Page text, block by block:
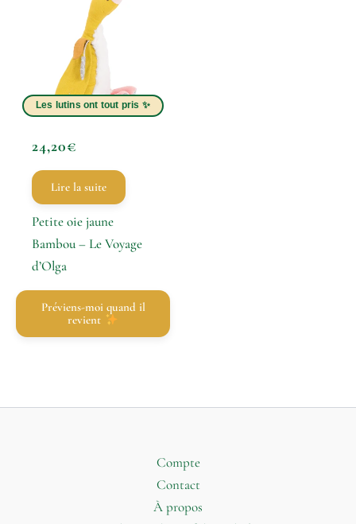
24,20€
Lire la suite
Petite oie jaune
Bambou – Le Voyage
d’Olga
Préviens-moi quand il
revient
Compte
Contact
À propos